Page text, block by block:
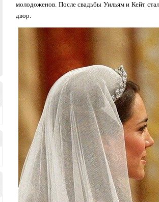
молодоженов. После свадьбы Уильям и Кейт
двор.